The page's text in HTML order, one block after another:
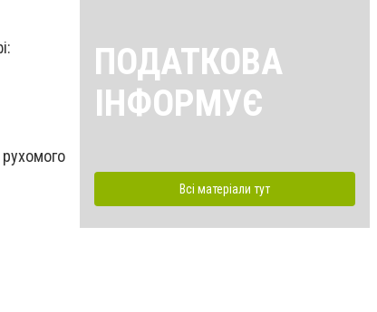
ПОДАТКОВА
ІНФОРМУЄ
Всі матеріали тут